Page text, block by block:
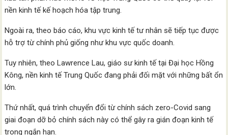
nền kinh tế kế hoạch hóa tập trung.
Ngoài ra, theo báo cáo, khu vực kinh tế tư nhân sẽ tiếp tục được
hỗ trợ từ chính phủ giống như khu vực quốc doanh.
Tuy nhiên, theo Lawrence Lau, giáo sư kinh tế tại Đại học Hồng
Kông, nền kinh tế Trung Quốc đang phải đối mặt với những bất ổn
lớn.
Thứ nhất, quá trình chuyển đổi từ chính sách zero-Covid sang
giai đoạn dỡ bỏ chính sách này có thể gây ra gián đoạn kinh tế
trong ngắn hạn.